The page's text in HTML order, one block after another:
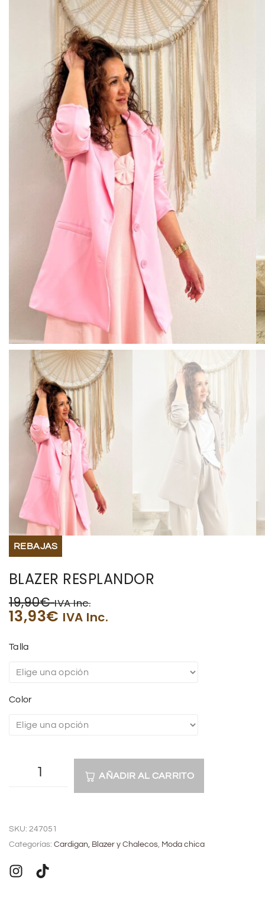
MODA CHICA
BEAUTY
PERFUMES
BISUTERIA
BOLSOS Y MONEDEROS
CALZADO
COMPLEMENTOS
TECNOLOGIA
HOGAR
TARJETAS REGALO
REBAJAS
BLAZER RESPLANDOR
19,90€ IVA Inc.
13,93€ IVA Inc.
Talla
Color
AÑADIR AL CARRITO
t
e
r
SKU: 247051
Categorías: Cardigan, Blazer y Chalecos, Moda chica